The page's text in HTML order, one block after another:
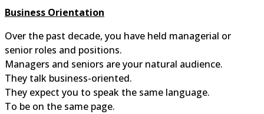
Business Orientation
Over the past decade, you have held managerial or
senior roles and positions.
Managers and seniors are your natural audience.
They talk business-oriented.
They expect you to speak the same language.
To be on the same page.